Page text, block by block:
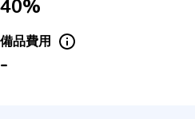
40%
備品費用
-